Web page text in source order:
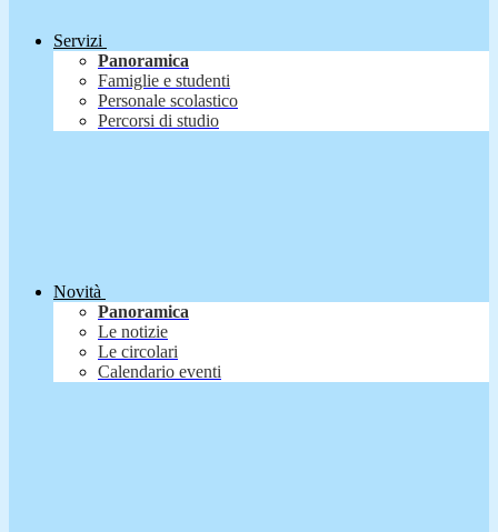
Servizi
Panoramica
Famiglie e studenti
Personale scolastico
Percorsi di studio
Novità
Panoramica
Le notizie
Le circolari
Calendario eventi